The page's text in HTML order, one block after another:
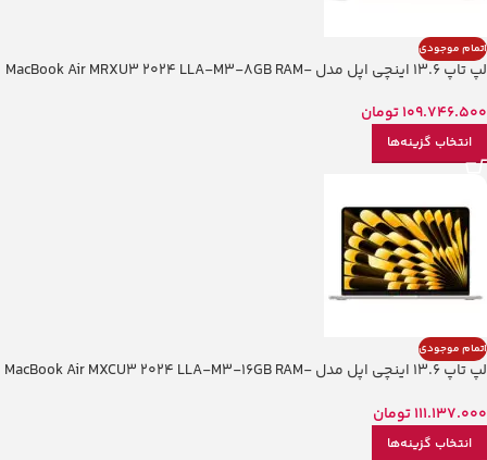
اتمام موجودی
لپ تاپ 13.6 اینچی اپل مدل MacBook Air MRXU3 2024 LLA-M3-8GB RAM-
109.746.500تومان
انتخاب گزینه‌ها
اتمام موجودی
لپ تاپ 13.6 اینچی اپل مدل MacBook Air MXCU3 2024 LLA-M3-16GB RAM-
111.137.000تومان
انتخاب گزینه‌ها